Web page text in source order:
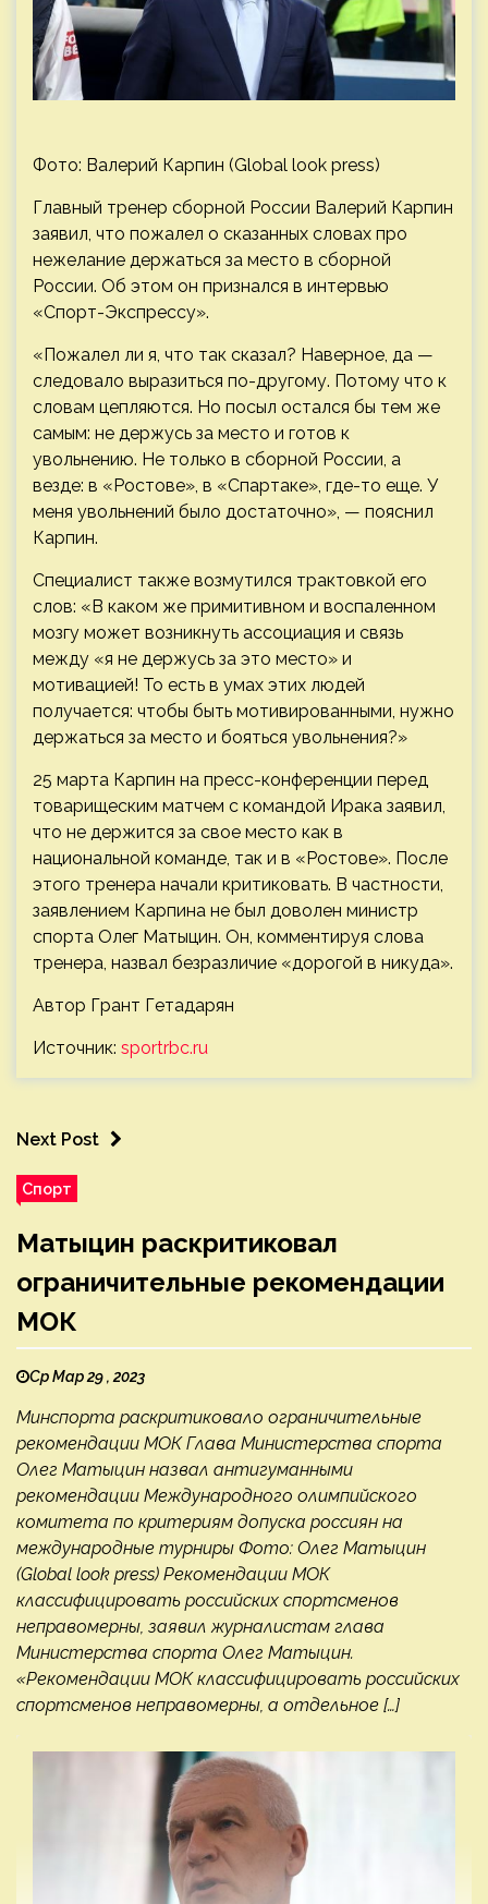
Фото: Валерий Карпин (Global look press)
Главный тренер сборной России Валерий Карпин
заявил, что пожалел о сказанных словах про
нежелание держаться за место в сборной
России. Об этом он признался в интервью
«Спорт-Экспрессу».
«Пожалел ли я, что так сказал? Наверное, да —
следовало выразиться по-другому. Потому что к
словам цепляются. Но посыл остался бы тем же
самым: не держусь за место и готов к
увольнению. Не только в сборной России, а
везде: в «Ростове», в «Спартаке», где-то еще. У
меня увольнений было достаточно», — пояснил
Карпин.
Специалист также возмутился трактовкой его
слов: «В каком же примитивном и воспаленном
мозгу может возникнуть ассоциация и связь
между «я не держусь за это место» и
мотивацией! То есть в умах этих людей
получается: чтобы быть мотивированными, нужно
держаться за место и бояться увольнения?»
25 марта Карпин на пресс-конференции перед
товарищеским матчем с командой Ирака заявил,
что не держится за свое место как в
национальной команде, так и в «Ростове». После
этого тренера начали критиковать. В частности,
заявлением Карпина не был доволен министр
спорта Олег Матыцин. Он, комментируя слова
тренера, назвал безразличие «дорогой в никуда».
Автор Грант Гетадарян
Источник: sportrbc.ru
Next Post
Спорт
Матыцин раскритиковал
ограничительные рекомендации
МОК
Ср Мар 29 , 2023
Минспорта раскритиковало ограничительные
рекомендации МОК Глава Министерства спорта
Олег Матыцин назвал антигуманными
рекомендации Международного олимпийского
комитета по критериям допуска россиян на
международные турниры Фото: Олег Матыцин
(Global look press) Рекомендации МОК
классифицировать российских спортсменов
неправомерны, заявил журналистам глава
Министерства спорта Олег Матыцин.
«Рекомендации МОК классифицировать российских
спортсменов неправомерны, а отдельное […]